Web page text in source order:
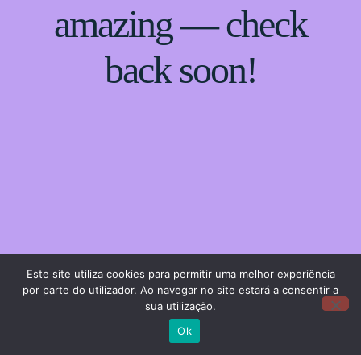
amazing — check
back soon!
Este site utiliza cookies para permitir uma melhor experiência
por parte do utilizador. Ao navegar no site estará a consentir a
sua utilização.
Ok